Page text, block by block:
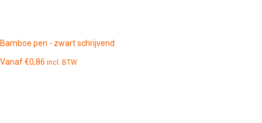
Bamboe pen - zwart schrijvend
Vanaf€0,86 incl. BTW